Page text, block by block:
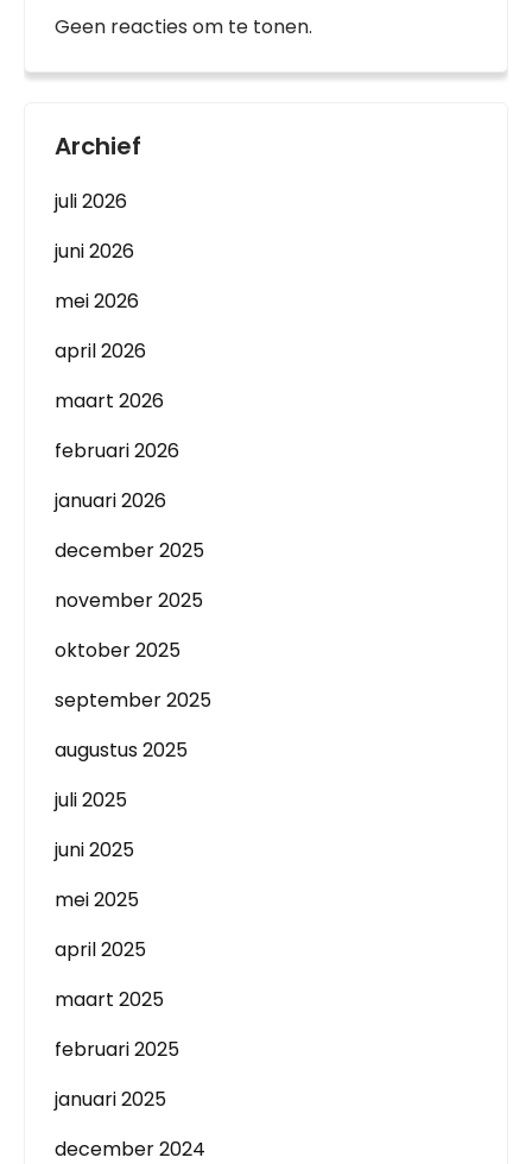
Geen reacties om te tonen.
Archief
juli 2026
juni 2026
mei 2026
april 2026
maart 2026
februari 2026
januari 2026
december 2025
november 2025
oktober 2025
september 2025
augustus 2025
juli 2025
juni 2025
mei 2025
april 2025
maart 2025
februari 2025
januari 2025
december 2024